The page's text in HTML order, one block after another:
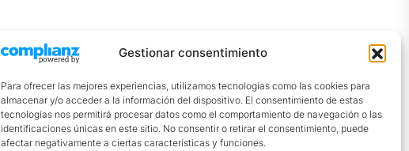
Gestionar consentimiento
Para ofrecer las mejores experiencias, utilizamos tecnologías como las cookies para
almacenar y/o acceder a la información del dispositivo. El consentimiento de estas
tecnologías nos permitirá procesar datos como el comportamiento de navegación o las
identificaciones únicas en este sitio. No consentir o retirar el consentimiento, puede
afectar negativamente a ciertas características y funciones.